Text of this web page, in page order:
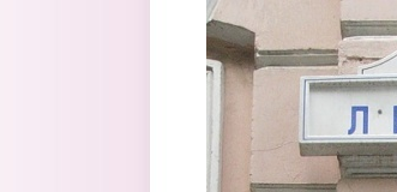
Перейти к основному содержанию